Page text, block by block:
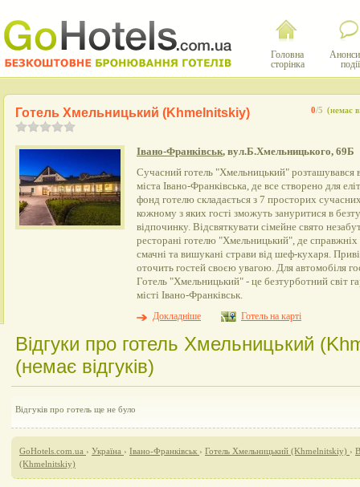
Головна
сторінка
події
0/5 (немає
Готель Хмельницький (Khmelnitskiy)
Івано-Франківськ, вул.Б.Хмельницького, 69Б
Сучасний готель "Хмельницький" розташувався
міста Івано-Франківська, де все створено для
фонд готелю складається з 7 просторих
кожному з яких гості зможуть зануритися в
відпочинку. Відсвяткувати сімейне свято
ресторані готелю "Хмельницький", де
смачні та вишукані страви від шеф-кухаря.
оточить гостей своєю увагою. Для автомобіля
Готель "Хмельницький" - це безтурботний світ
місті Івано-Франківськ.
Докладніше
Готель на карті
Відгуки про готель Хмельницький
(немає відгуків)
Відгуків про готель ще не було
GoHotels.com.ua › Україна › Івано-Франківськ › Готель Хмельницький (Khmelnitskiy) ›
(Khmelnitskiy)